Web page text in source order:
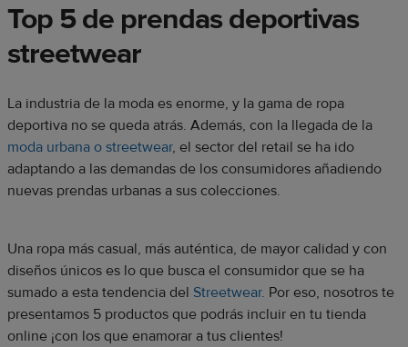
Top 5 de prendas deportivas
streetwear
La industria de la moda es enorme, y la gama de ropa
deportiva no se queda atrás. Además, con la llegada de la
moda urbana o streetwear, el sector del retail se ha ido
adaptando a las demandas de los consumidores añadiendo
nuevas prendas urbanas a sus colecciones.
Una ropa más casual, más auténtica, de mayor calidad y con
diseños únicos es lo que busca el consumidor que se ha
sumado a esta tendencia del Streetwear. Por eso, nosotros te
presentamos 5 productos que podrás incluir en tu tienda
online ¡con los que enamorar a tus clientes!